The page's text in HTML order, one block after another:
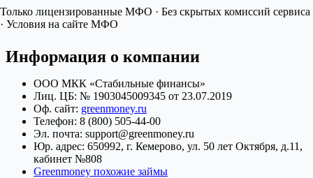
Только лицензированные МФО · Без скрытых комиссий сервиса
· Условия на сайте МФО
Информация о компании
ООО МКК «Стабильные финансы»
Лиц. ЦБ: № 1903045009345 от 23.07.2019
Оф. сайт: greenmoney.ru
Телефон: 8 (800) 505-44-00
Эл. почта: support@greenmoney.ru
Юр. адрес: 650992, г. Кемерово, ул. 50 лет Октября, д.11,
кабинет №808
Greenmoney похожие займы